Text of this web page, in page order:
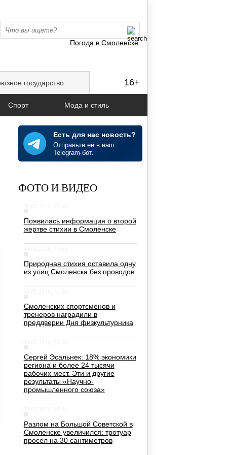
Погода в Смоленске
16+
государство
Спорт Мода и стиль
Есть для нас новость?
Отправьте её в наш
Telegram-бот.
ФОТО И ВИДЕО
Появилась информация о второй
жертве стихии в Смоленске
Природная стихия оставила одну
из улиц Смоленска без проводов
Смоленских спортсменов и
тренеров наградили в
преддверии Дня физкультурника
Сергей Эсальнек: 18% экономики
региона и более 24 тысячи
рабочих мест. Эти и другие
результаты «Научно-
промышленного союза»
Разлом на Большой Советской в
Смоленске увеличился: тротуар
просел на 30 сантиметров